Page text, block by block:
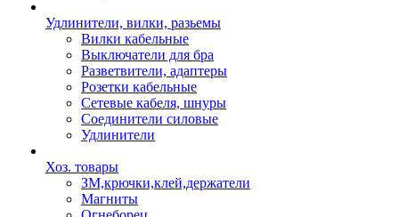
Удлинители, вилки, разьемы
Вилки кабельные
Выключатели для бра
Разветвители, адаптеры
Розетки кабельные
Сетевые кабеля, шнуры
Соединители силовые
Удлинители
Хоз. товары
ЗМ,крючки,клей,держатели
Магниты